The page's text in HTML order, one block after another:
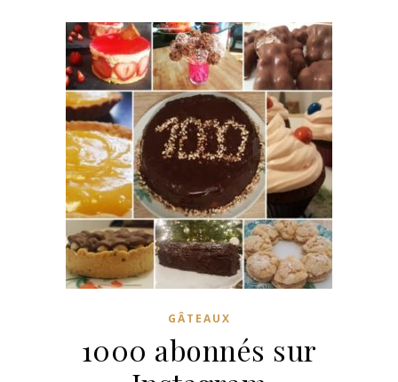
GÂTEAUX
1000 abonnés sur